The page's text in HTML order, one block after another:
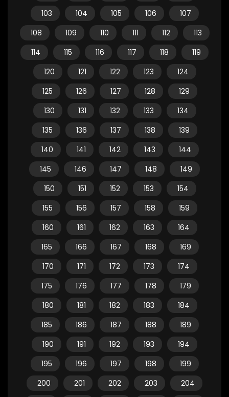
103
104 105 106
107
108
109 110 111 112
113
114
115 116 117 118
119
120
121 122 123
124
125
126 127 128
129
130
131 132 133
134
135
136 137 138
139
140
141 142 143
144
145
146 147 148
149
150
151 152 153
154
155
156 157 158
159
160
161 162 163
164
165
166 167 168
169
170
171 172 173
174
175
176 177 178
179
180
181 182 183
184
185
186 187 188
189
190
191 192 193
194
195
196 197 198
199
200
201 202 203
204